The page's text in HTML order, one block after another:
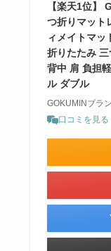
【楽天1位】
つ折りマット
ィメイトマッ
折りたたみ
背中 肩 負担
ル ダブル
GOKUMINブラ
口コミを見る